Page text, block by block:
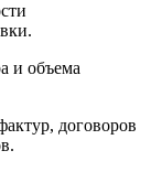
и объема
договоров